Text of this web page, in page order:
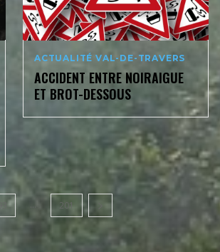
ACTUALITÉ VAL-DE-TRAVERS
ACCIDENT ENTRE NOIRAIGUE
ET BROT-DESSOUS
... 201